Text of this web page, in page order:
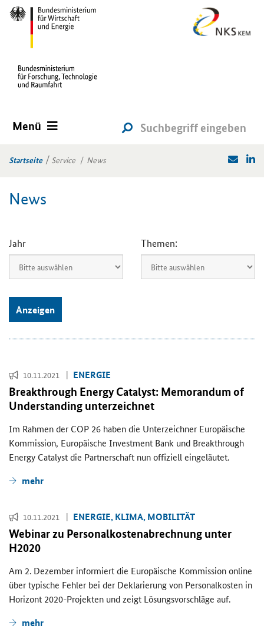
Menü
Startseite Service News
News
Jahr Themen:
Anzeigen
10.11.2021 EN­ER­GIE
Breakth­rough En­er­gy Ca­ta­lyst: Me­mo­ran­dum of
Un­der­stan­ding un­ter­zeich­net
Im Rah­men der COP 26 haben die Un­ter­zeich­ner Eu­ro­päi­sche
Kom­mis­si­on, Eu­ro­päi­sche In­vest­ment Bank und Breakth­rough
En­er­gy Ca­ta­lyst die Part­ner­schaft nun of­fi­zi­ell ein­ge­läu­tet.
mehr
10.11.2021 EN­ER­GIE, KLIMA, MO­BI­LI­TÄT
We­bi­nar zu Per­so­nal­kos­ten­ab­rech­nung unter
H2020
Am 2. De­zem­ber in­for­miert die Eu­ro­päi­sche Kom­mis­si­ononline
über ty­pi­sche Feh­ler bei der De­kla­rie­rung von Per­so­nal­kos­ten in
Ho­ri­zont 2020-​Projekten und zeigt Lö­sungs­vor­schlä­ge auf.
mehr